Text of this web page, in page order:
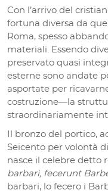
Con l’arrivo del
fortuna diversa da
Roma, spesso
materiali. Essendo
preservato quasi
esterne sono andate
asportate per
costruzione—la
straordinariamente
Il bronzo del portico,
Seicento per volontà
nasce il celebre detto
barbari, fecerunt
barbari, lo fecero i